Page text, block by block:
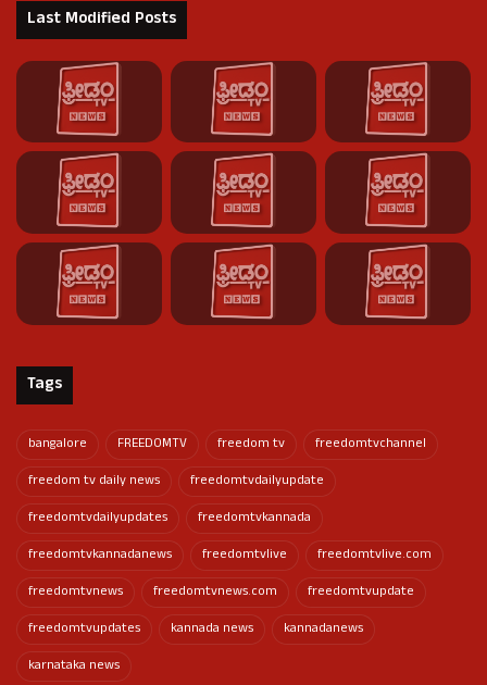
Last Modified Posts
Tags
bangalore FREEDOMTV freedom tv
freedomtvchannel
freedom tv daily news
freedomtvdailyupdate
freedomtvdailyupdates
freedomtvkannada
freedomtvkannadanews
freedomtvlive
freedomtvlive.com
freedomtvnews
freedomtvnews.com
freedomtvupdate
freedomtvupdates
kannada news
kannadanews
karnataka news